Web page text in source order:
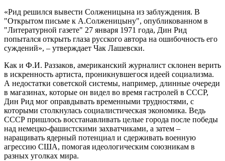
«Рид решился вывести Солженицына из заблуждения. В
"Открытом письме к А.Солженицыну", опубликованном в
"Литературной газете" 27 января 1971 года, Дин Рид
попытался открыть глаза русского автора на ошибочность его
суждений», – утверждает Чак Лашевски.
Как и Ф.И. Раззаков, американский журналист склонен верить
в искренность артиста, проникнувшегося идеей социализма.
А недостатки советской системы, например, длинные очереди
в магазинах, которые он видел во время гастролей в СССР,
Дин Рид мог оправдывать временными трудностями, с
которыми столкнулась социалистическая экономика. Ведь
СССР пришлось восстанавливать целые города после победы
над немецко-фашистскими захватчиками, а затем –
наращивать ядерный потенциал и сдерживать военную
агрессию США, помогая идеологическим союзникам в
разных уголках мира.